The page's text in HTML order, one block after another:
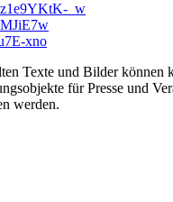
_w
xno
Texte und Bilder
für Presse und
werden.